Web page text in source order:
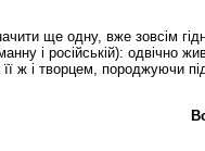
ще одну, вже зовсім
і російській): одвічно
ж і творцем, породжуючи